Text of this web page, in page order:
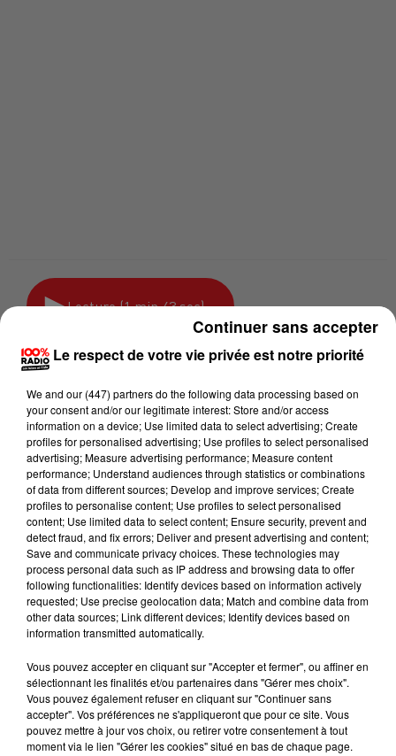
Lecture (1 min 43 sec)
Les conseils de Cécile sur 100% radio : Pourquoi
marcher après le repas est une excellente idée
29 mai 2026 - 1 min 43 sec
LES CONSEILS DE CÉCILE SUR 100% RADIO :
POURQUOI MARCHER APRÈS LE REPAS EST
UNE EXCELLENTE IDÉE
Une petite marche après le repas peut avoir de vrais
effets positifs et pas besoin de faire une randonnée.
Une marche tranquille aide la digestion et permet au
taux de sucre dans le sang d’augmenter moins
brutalement.
Les muscles utilisent une partie du glucose circulant,
ce qui soutient le métabolisme.Et mentalement, ça
Le respect de votre vie privée est notre priorité
We and our (447) partnersdo the following data processing based on
your consent and/or our legitimate interest: Store and/or access
information on a device; Use limited data to select advertising; Create
profiles for personalised advertising; Use profiles to select personalised
advertising; Measure advertising performance; Measure content
performance; Understand audiences through statistics or combinations
of data from different sources; Develop and improve services; Create
profiles to personalise content; Use profiles to select personalised
content; Use limited data to select content; Ensure security, prevent and
detect fraud, and fix errors; Deliver and present advertising and content;
Save and communicate privacy choices. These technologies may
process personal data such as IP address and browsing data to offer
following functionalities: Identify devices based on information actively
requested; Use precise geolocation data; Match and combine data from
other data sources; Link different devices; Identify devices based on
information transmitted automatically.
Vous pouvez accepter en cliquant sur "Accepter et fermer", ou affiner en
sélectionnant les finalités et/ou partenaires dans "Gérer mes choix".
Vous pouvez également refuser en cliquant sur "Continuer sans
accepter". Vos préférences ne s'appliqueront que pour ce site. Vous
pouvez mettre à jour vos choix, ou retirer votre consentement à tout
moment via le lien "Gérer les cookies" situé en bas de chaque page.
Continuer sans accepter